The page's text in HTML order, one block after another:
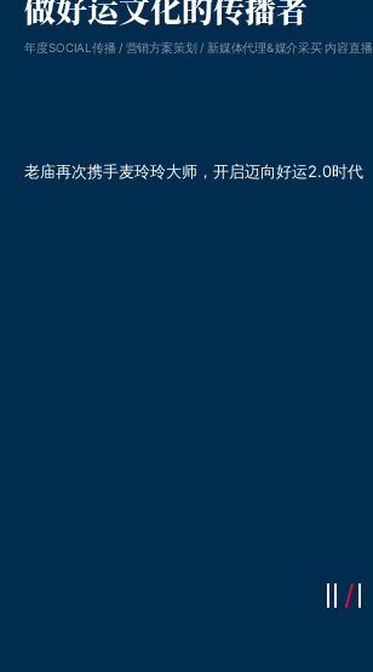
年度SOCIAL传播 / 营销方案策划 / 新媒体代理&媒介采买 内容直播
老庙再次携手麦玲玲大师，开启迈向好运2.0时代